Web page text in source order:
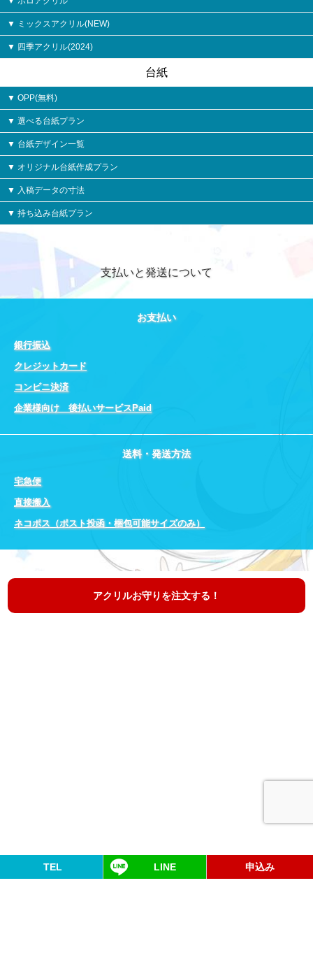
ミックスアクリル(NEW)
四季アクリル(2024)
台紙
OPP(無料)
選べる台紙プラン
台紙デザイン一覧
オリジナル台紙作成プラン
入稿データの寸法
持ち込み台紙プラン
支払いと発送について
お支払い
銀行振込
クレジットカード
コンビニ決済
企業様向け 後払いサービスPaid
送料・発送方法
宅急便
直接搬入
ネコポス（ポスト投函・梱包可能サイズのみ）
アクリルお守りを注文する！
TEL LINE 申込み